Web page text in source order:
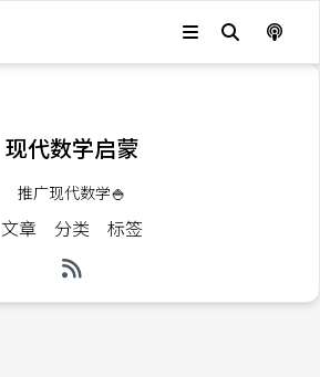
现代数学启蒙
推广现代数学🍚
文章 分类 标签